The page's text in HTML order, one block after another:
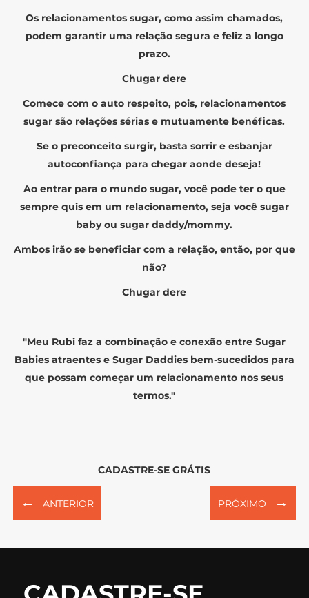
Os relacionamentos sugar, como assim chamados,
podem garantir uma relação segura e feliz a longo
prazo.
Chugar dere
Comece com o auto respeito, pois, relacionamentos
sugar são relações sérias e mutuamente benéficas.
Se o preconceito surgir, basta sorrir e esbanjar
autoconfiança para chegar aonde deseja!
Ao entrar para o mundo sugar, você pode ter o que
sempre quis em um relacionamento, seja você sugar
baby ou sugar daddy/mommy.
Ambos irão se beneficiar com a relação, então, por que
não?
Chugar dere
"Meu Rubi faz a combinação e conexão entre Sugar
Babies atraentes e Sugar Daddies bem-sucedidos para
que possam começar um relacionamento nos seus
termos."
CADASTRE-SE GRÁTIS
← ANTERIOR PRÓXIMO →